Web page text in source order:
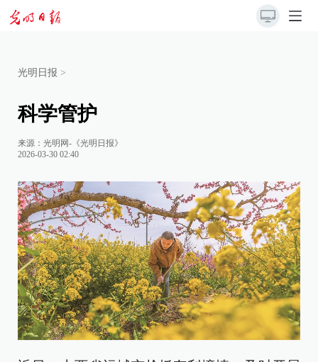
光明日报 >
科学管护
来源： 光明网-《光明日报》
2026-03-30 02:40